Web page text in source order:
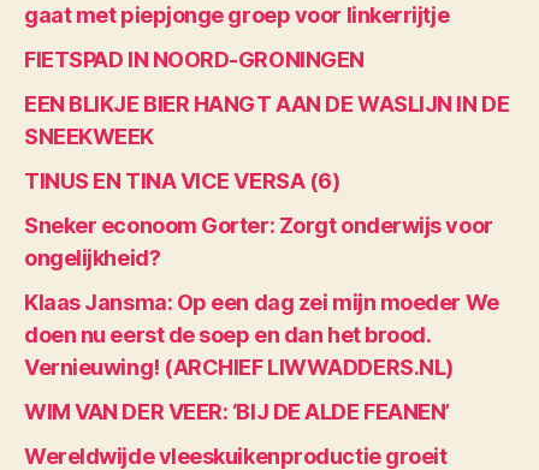
gaat met piepjonge groep voor linkerrijtje
FIETSPAD IN NOORD-GRONINGEN
EEN BLIKJE BIER HANGT AAN DE WASLIJN IN DE
SNEEKWEEK
TINUS EN TINA VICE VERSA (6)
Sneker econoom Gorter: Zorgt onderwijs voor
ongelijkheid?
Klaas Jansma: Op een dag zei mijn moeder We
doen nu eerst de soep en dan het brood.
Vernieuwing! (ARCHIEF LIWWADDERS.NL)
WIM VAN DER VEER: ‘BIJ DE ALDE FEANEN’
Wereldwijde vleeskuikenproductie groeit